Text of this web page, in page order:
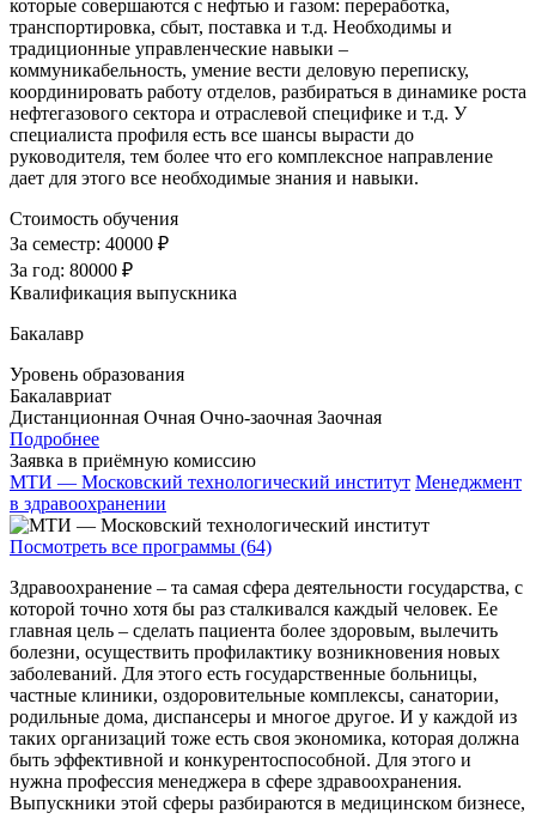
которые совершаются с нефтью и газом: переработка,
транспортировка, сбыт, поставка и т.д. Необходимы и
традиционные управленческие навыки –
коммуникабельность, умение вести деловую переписку,
координировать работу отделов, разбираться в динамике роста
нефтегазового сектора и отраслевой специфике и т.д. У
специалиста профиля есть все шансы вырасти до
руководителя, тем более что его комплексное направление
дает для этого все необходимые знания и навыки.
Стоимость обучения
За семестр: 40000 ₽
За год: 80000 ₽
Квалификация выпускника
Бакалавр
Уровень образования
Бакалавриат
Дистанционная Очная Очно-заочная Заочная
Подробнее
Заявка в приёмную комиссию
МТИ — Московский технологический институт Менеджмент
в здравоохранении
Посмотреть все программы (64)
Здравоохранение – та самая сфера деятельности государства, с
которой точно хотя бы раз сталкивался каждый человек. Ее
главная цель – сделать пациента более здоровым, вылечить
болезни, осуществить профилактику возникновения новых
заболеваний. Для этого есть государственные больницы,
частные клиники, оздоровительные комплексы, санатории,
родильные дома, диспансеры и многое другое. И у каждой из
таких организаций тоже есть своя экономика, которая должна
быть эффективной и конкурентоспособной. Для этого и
нужна профессия менеджера в сфере здравоохранения.
Выпускники этой сферы разбираются в медицинском бизнесе,